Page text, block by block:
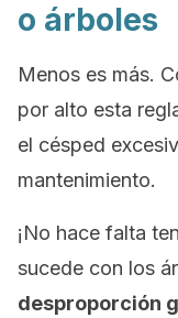
o árboles
Menos es más.
por alto esta
el césped
mantenimiento.
¡No hace falta
sucede con los
desproporción